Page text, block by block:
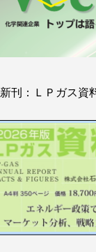
新刊：ＬＰガス